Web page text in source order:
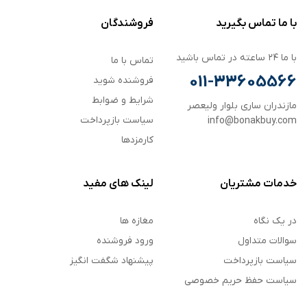
با ما تماس بگیرید
با ما ۲۴ ساعته در تماس باشید
011-33605566
مازندران ساری بلوار ولیعصر
info@bonakbuy.com
فروشندگان
تماس با ما
فروشنده شوید
شرایط و ضوابط
سیاست بازپرداخت
کارمزدها
خدمات مشتریان
در یک نگاه
سوالات متداول
سیاست بازپرداخت
سیاست حفظ حریم خصوصی
لینک های مفید
مغازه ها
ورود فروشنده
پیشنهاد شگفت انگیز